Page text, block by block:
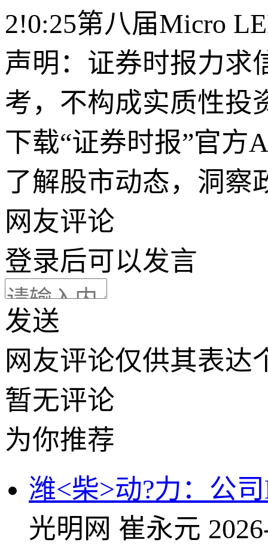
2!0:25第八届Micro
声明：证券时报力求
考，不构成实质性投
下载“证券时报”官方
了解股市动态，洞察
网友评论
登录后可以发言
发送
网友评论仅供其表达
暂无评论
为你推荐
潍<柴>动?力：公
光明网 崔永元